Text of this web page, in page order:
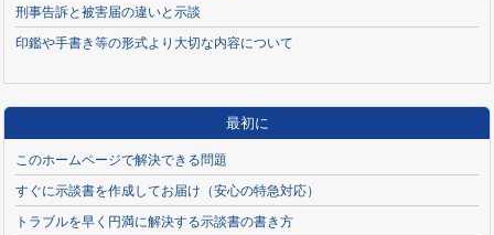
刑事告訴と被害届の違いと示談
印鑑や手書き等の形式より大切な内容について
最初に
このホームページで解決できる問題
すぐに示談書を作成してお届け（安心の特急対応）
トラブルを早く円満に解決する示談書の書き方